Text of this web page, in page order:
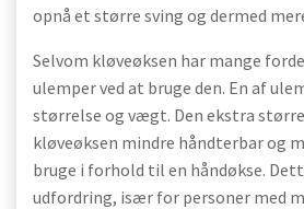
opnå et større sving og dermed
Selvom kløveøksen har mange
ulemper ved at bruge den. En af
størrelse og vægt. Den ekstra
kløveøksen mindre håndterbar og
bruge i forhold til en håndøkse.
udfordring, især for personer med